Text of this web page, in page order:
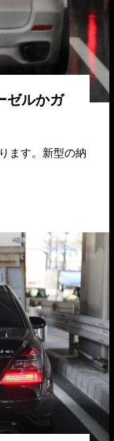
ゼルかガ
ます。新型の納